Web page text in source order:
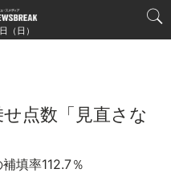
（日）
点数「見直さな
填率112.7％